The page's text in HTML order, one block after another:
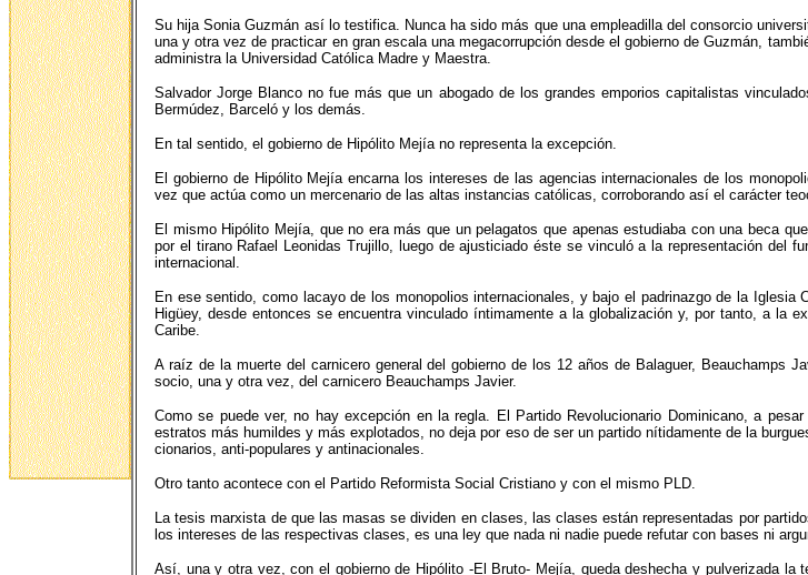
Su hija Sonia Guzmán así lo testifica. Nunca ha sido más que una empleadilla del consorcio
una y otra vez de practicar en gran escala una megacorrupción desde el gobierno de Guzmán,
administra la Universidad Católica Madre y Maestra.
Salvador Jorge Blanco no fue más que un abogado de los grandes emporios capitalistas
Bermúdez, Barceló y los demás.
En tal sentido, el gobierno de Hipólito Mejía no representa la excepción.
El gobierno de Hipólito Mejía encarna los intereses de las agencias internacionales de los
vez que actúa como un mercenario de las altas instancias católicas, corroborando así el carácter
El mismo Hipólito Mejía, que no era más que un pelagatos que apenas estudiaba con una beca
por el tirano Rafael Leonidas Trujillo, luego de ajusticiado éste se vinculó a la representación del
internacional.
En ese sentido, como lacayo de los monopolios internacionales, y bajo el padrinazgo de la
Higüey, desde entonces se encuentra vinculado íntimamente a la globalización y, por tanto, a la
Caribe.
A raíz de la muerte del carnicero general del gobierno de los 12 años de Balaguer, Beauchamps
socio, una y otra vez, del carnicero Beauchamps Javier.
Como se puede ver, no hay excepción en la regla. El Partido Revolucionario Dominicano, a
estratos más humildes y más explotados, no deja por eso de ser un partido nítidamente de la
cionarios, anti-populares y antinacionales.
Otro tanto acontece con el Partido Reformista Social Cristiano y con el mismo PLD.
La tesis marxista de que las masas se dividen en clases, las clases están representadas por
los intereses de las respectivas clases, es una ley que nada ni nadie puede refutar con bases ni
Así, una y otra vez, con el gobierno de Hipólito -El Bruto- Mejía, queda deshecha y pulverizada